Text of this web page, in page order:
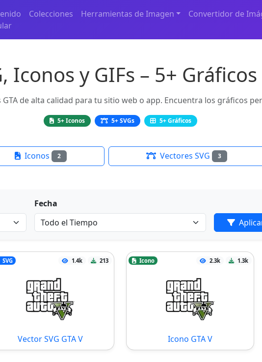
Colecciones Herramientas de Imagen Convertidor de
Iconos y GIFs – 5+
GTA de alta calidad para tu sitio web o app. Encuentra los gráficos
5+ Iconos 5+ SVGs 5+ Gráficos
Iconos 2 Vectores SVG 3
Fecha
SVG 1.4k 213
Vector SVG GTA V
Icono 2.3k 1.3k
Icono GTA V